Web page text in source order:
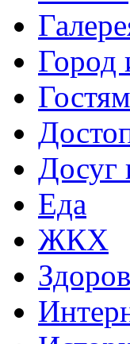
Город
Досуг
Еда
ЖКХ